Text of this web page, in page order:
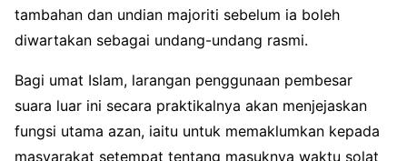
tambahan dan undian majoriti sebelum ia boleh
diwartakan sebagai undang-undang rasmi.
Bagi umat Islam, larangan penggunaan pembesar
suara luar ini secara praktikalnya akan menjejaskan
fungsi utama azan, iaitu untuk memaklumkan kepada
masyarakat setempat tentang masuknya waktu solat